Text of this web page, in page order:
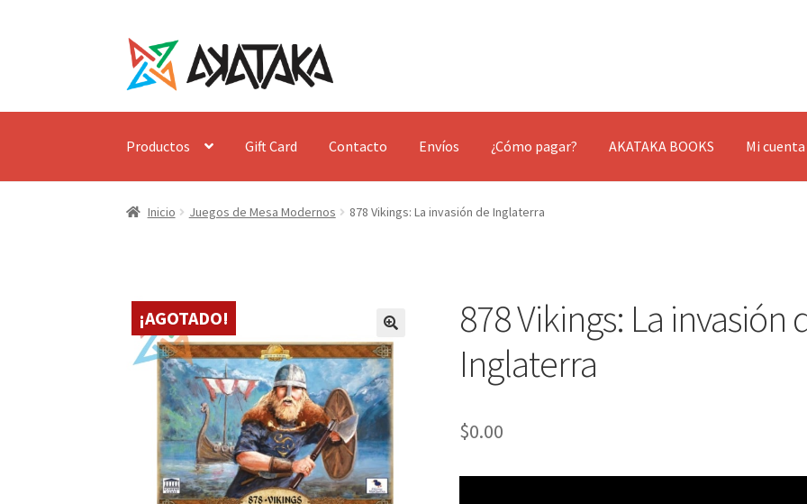
Ir
a
la
navegación
Ir
al
contenido
Productos Gift Card Contacto Envíos ¿Cómo pagar? AKATAKA BOOKS Mi cuenta
Inicio Juegos de Mesa Modernos 878 Vikings: La invasión de Inglaterra
¡AGOTADO!
878 Vikings: La invasión
Inglaterra
$0.00